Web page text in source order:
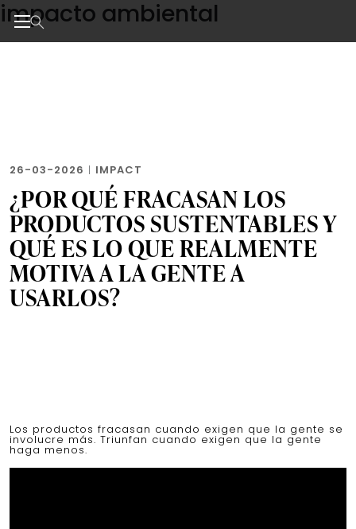
Skip
to
the
impacto ambiental
26-03-2026 | IMPACT
¿POR QUÉ FRACASAN LOS
PRODUCTOS SUSTENTABLES Y
QUÉ ES LO QUE REALMENTE
MOTIVA A LA GENTE A
USARLOS?
Los productos fracasan cuando exigen que la gente se
involucre más. Triunfan cuando exigen que la gente
haga menos.